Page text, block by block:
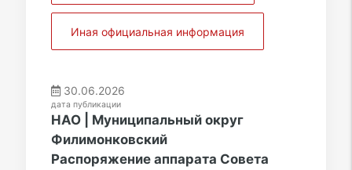
Иная официальная информация
30.06.2026
дата публикации
НАО | Муниципальный округ
Филимонковский
Распоряжение аппарата Совета